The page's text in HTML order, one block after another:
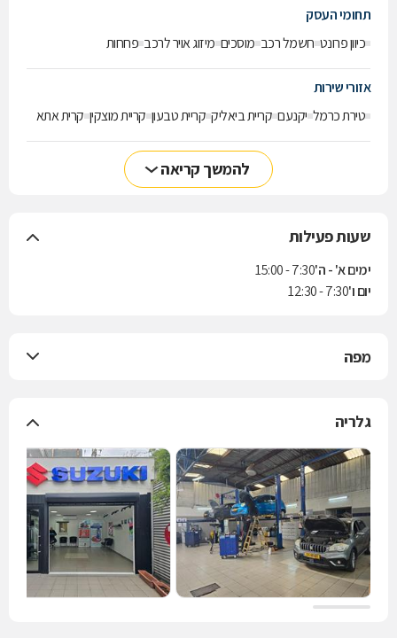
תחומי העסק
כיוון פרונט חשמל רכב מוסכים מיזוג אויר לרכב פחחות
אזורי שירות
טירת כרמל יקנעם קריית ביאליק קריית טבעון קריית מוצקין קרית אתא
להמשך קריאה
שעות פעילות
ימים א' - ה'7:30 - 15:00
יום ו'7:30 - 12:30
מפה
גלריה